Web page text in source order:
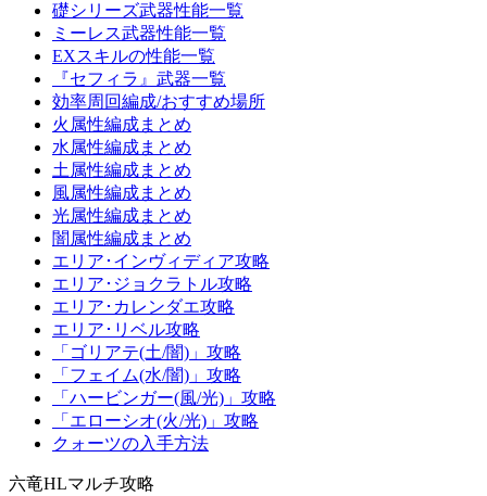
礎シリーズ武器性能一覧
ミーレス武器性能一覧
EXスキルの性能一覧
『セフィラ』武器一覧
効率周回編成/おすすめ場所
火属性編成まとめ
水属性編成まとめ
土属性編成まとめ
風属性編成まとめ
光属性編成まとめ
闇属性編成まとめ
エリア･インヴィディア攻略
エリア･ジョクラトル攻略
エリア･カレンダエ攻略
エリア･リベル攻略
「ゴリアテ(土/闇)」攻略
「フェイム(水/闇)」攻略
「ハービンガー(風/光)」攻略
「エローシオ(火/光)」攻略
クォーツの入手方法
六竜HLマルチ攻略